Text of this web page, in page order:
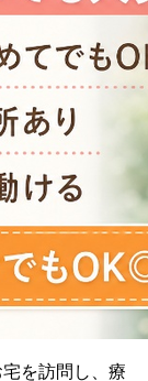
を訪問し、療